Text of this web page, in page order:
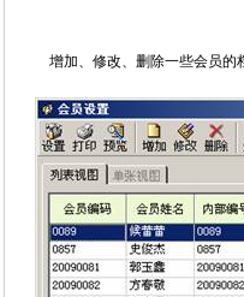
增加、修改、删除一些会员的